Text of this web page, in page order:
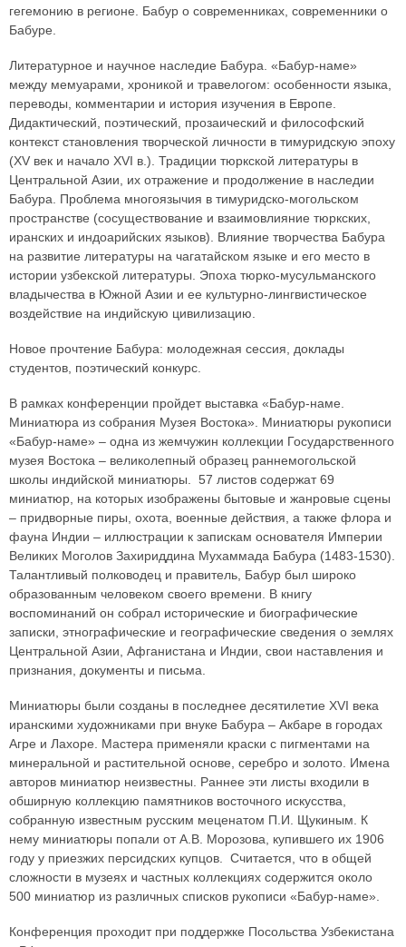
гегемонию в регионе. Бабур о современниках, современники о
Бабуре.
Литературное и научное наследие Бабура. «Бабур-наме»
между мемуарами, хроникой и травелогом: особенности языка,
переводы, комментарии и история изучения в Европе.
Дидактический, поэтический, прозаический и философский
контекст становления творческой личности в тимуридскую эпоху
(XV век и начало XVI в.). Традиции тюркской литературы в
Центральной Азии, их отражение и продолжение в наследии
Бабура. Проблема многоязычия в тимуридско-могольском
пространстве (сосуществование и взаимовлияние тюркских,
иранских и индоарийских языков). Влияние творчества Бабура
на развитие литературы на чагатайском языке и его место в
истории узбекской литературы. Эпоха тюрко-мусульманского
владычества в Южной Азии и ее культурно-лингвистическое
воздействие на индийскую цивилизацию.
Новое прочтение Бабура: молодежная сессия, доклады
студентов, поэтический конкурс.
В рамках конференции пройдет выставка «Бабур-наме.
Миниатюра из собрания Музея Востока». Миниатюры рукописи
«Бабур-наме» – одна из жемчужин коллекции Государственного
музея Востока – великолепный образец раннемогольской
школы индийской миниатюры. 57 листов содержат 69
миниатюр, на которых изображены бытовые и жанровые сцены
– придворные пиры, охота, военные действия, а также флора и
фауна Индии – иллюстрации к запискам основателя Империи
Великих Моголов Захириддина Мухаммада Бабура (1483-1530).
Талантливый полководец и правитель, Бабур был широко
образованным человеком своего времени. В книгу
воспоминаний он собрал исторические и биографические
записки, этнографические и географические сведения о землях
Центральной Азии, Афганистана и Индии, свои наставления и
признания, документы и письма.
Миниатюры были созданы в последнее десятилетие ХVI века
иранскими художниками при внуке Бабура – Акбаре в городах
Агре и Лахоре. Мастера применяли краски с пигментами на
минеральной и растительной основе, серебро и золото. Имена
авторов миниатюр неизвестны. Раннее эти листы входили в
обширную коллекцию памятников восточного искусства,
собранную известным русским меценатом П.И. Щукиным. К
нему миниатюры попали от А.В. Морозова, купившего их 1906
году у приезжих персидских купцов. Считается, что в общей
сложности в музеях и частных коллекциях содержится около
500 миниатюр из различных списков рукописи «Бабур-наме».
Конференция проходит при поддержке Посольства Узбекистана